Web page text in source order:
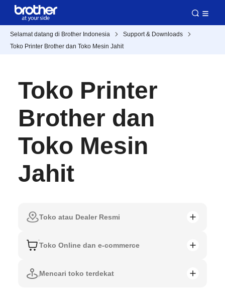
Selamat datang di Brother Indonesia
Support & Downloads
Toko Printer Brother dan Toko Mesin Jahit
Toko Printer
Brother dan
Toko Mesin
Jahit
Toko atau Dealer Resmi
Toko Online dan e-commerce
Mencari toko terdekat